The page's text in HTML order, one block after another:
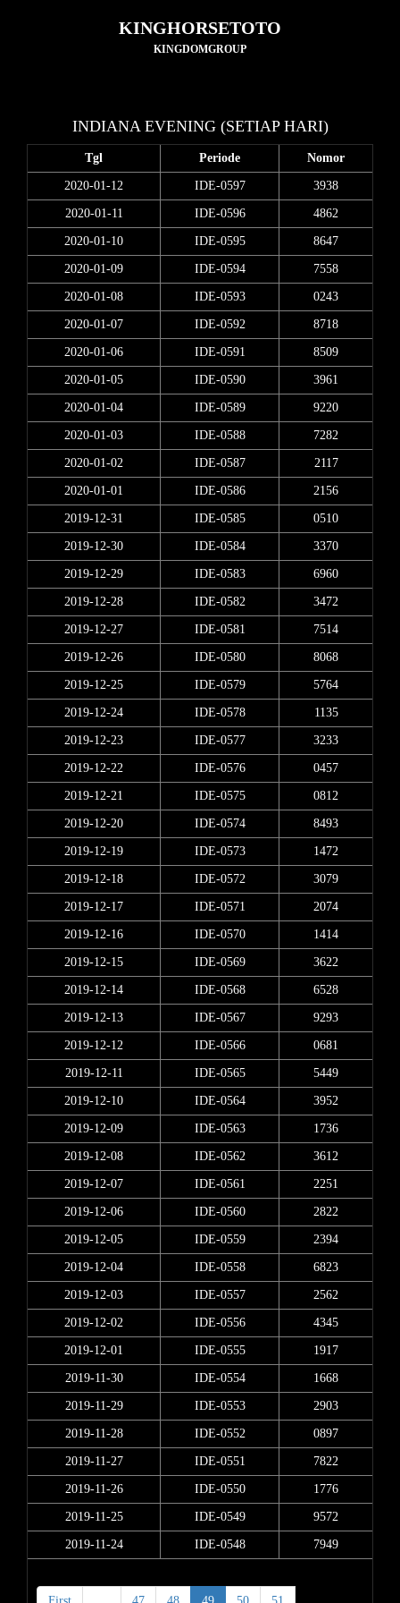
KINGHORSETOTO
KINGDOMGROUP
INDIANA EVENING (SETIAP HARI)
Tgl Periode Nomor
2020-01-12 IDE-0597 3938
2020-01-11 IDE-0596 4862
2020-01-10 IDE-0595 8647
2020-01-09 IDE-0594 7558
2020-01-08 IDE-0593 0243
2020-01-07 IDE-0592 8718
2020-01-06 IDE-0591 8509
2020-01-05 IDE-0590 3961
2020-01-04 IDE-0589 9220
2020-01-03 IDE-0588 7282
2020-01-02 IDE-0587 2117
2020-01-01 IDE-0586 2156
2019-12-31 IDE-0585 0510
2019-12-30 IDE-0584 3370
2019-12-29 IDE-0583 6960
2019-12-28 IDE-0582 3472
2019-12-27 IDE-0581 7514
2019-12-26 IDE-0580 8068
2019-12-25 IDE-0579 5764
2019-12-24 IDE-0578 1135
2019-12-23 IDE-0577 3233
2019-12-22 IDE-0576 0457
2019-12-21 IDE-0575 0812
2019-12-20 IDE-0574 8493
2019-12-19 IDE-0573 1472
2019-12-18 IDE-0572 3079
2019-12-17 IDE-0571 2074
2019-12-16 IDE-0570 1414
2019-12-15 IDE-0569 3622
2019-12-14 IDE-0568 6528
2019-12-13 IDE-0567 9293
2019-12-12 IDE-0566 0681
2019-12-11 IDE-0565 5449
2019-12-10 IDE-0564 3952
2019-12-09 IDE-0563 1736
2019-12-08 IDE-0562 3612
2019-12-07 IDE-0561 2251
2019-12-06 IDE-0560 2822
2019-12-05 IDE-0559 2394
2019-12-04 IDE-0558 6823
2019-12-03 IDE-0557 2562
2019-12-02 IDE-0556 4345
2019-12-01 IDE-0555 1917
2019-11-30 IDE-0554 1668
2019-11-29 IDE-0553 2903
2019-11-28 IDE-0552 0897
2019-11-27 IDE-0551 7822
2019-11-26 IDE-0550 1776
2019-11-25 IDE-0549 9572
2019-11-24 IDE-0548 7949